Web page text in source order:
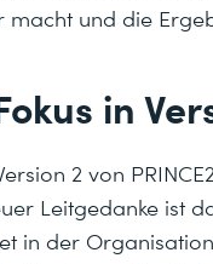
macht und die
in
2 von
Leitgedanke ist
in der